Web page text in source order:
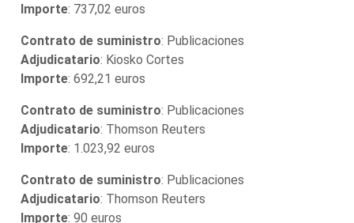
Importe: 737,02 euros
Contrato de suministro: Publicaciones
Adjudicatario: Kiosko Cortes
Importe: 692,21 euros
Contrato de suministro: Publicaciones
Adjudicatario: Thomson Reuters
Importe: 1.023,92 euros
Contrato de suministro: Publicaciones
Adjudicatario: Thomson Reuters
Importe: 90 euros